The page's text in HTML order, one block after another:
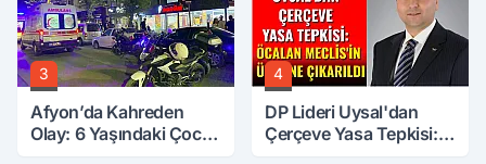
3
Afyon’da Kahreden
Olay: 6 Yaşındaki Çocuk
4
DP Lideri Uysal'dan
Çerçeve Yasa Tepkisi: